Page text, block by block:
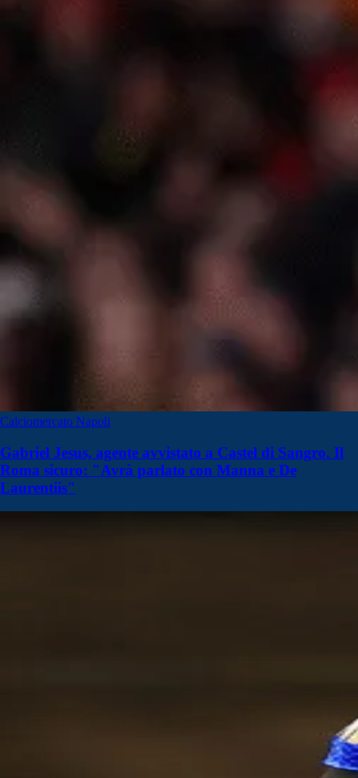
Calciomercato Napoli
Gabriel Jesus, agente avvistato a Castel di Sangro. Il
Roma sicuro: "Avrà parlato con Manna e De
Laurentiis"